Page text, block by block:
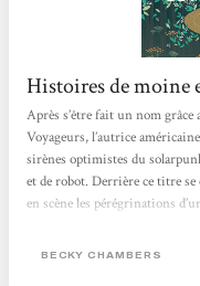
Histoires de moine
Après s’être fait un nom grâce
Voyageurs, l’autrice
sirènes optimistes du
et de robot. Derrière ce titre
en scène les pérégrinations
technologie et la nature
BECKY CHAMBERS